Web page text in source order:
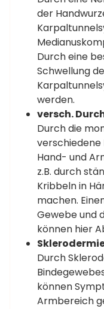
der
Durch eine
Schwellung
werden.
versch.
Durch die
Hand- und
z.B. durch
Kribbeln in
machen.
Gewebe und
können hier
Durch
können
Armbereich